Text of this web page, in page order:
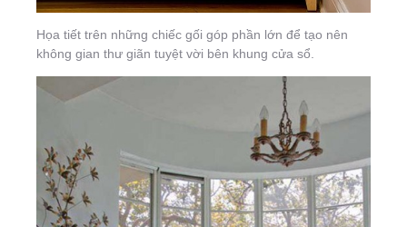
Họa tiết trên những chiếc gối góp phần lớn để tạo nên
không gian thư giãn tuyệt vời bên khung cửa sổ.